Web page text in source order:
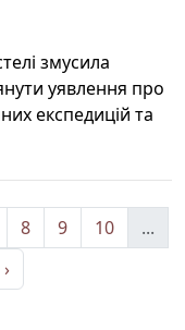
змусила
уявлення про
експедицій та
8 9 10
...
›